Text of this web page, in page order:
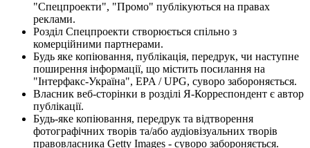
"Спецпроекти", "Промо" публікуються на правах
реклами.
Розділ Спецпроекти створюється спільно з
комерційними партнерами.
Будь яке копіювання, публікація, передрук, чи наступне
поширення інформації, що містить посилання на
"Інтерфакс-Україна", EPA / UPG, суворо забороняється.
Власник веб-сторінки в розділі Я-Корреспондент є автор
публікації.
Будь-яке копіювання, передрук та відтворення
фотографічних творів та/або аудіовізуальних творів
правовласника Getty Images - суворо забороняється.